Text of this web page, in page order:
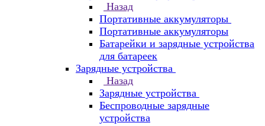
Назад
Портативные аккумуляторы
Портативные аккумуляторы
Батарейки и зарядные устройства
для батареек
Зарядные устройства
Назад
Зарядные устройства
Беспроводные зарядные
устройства